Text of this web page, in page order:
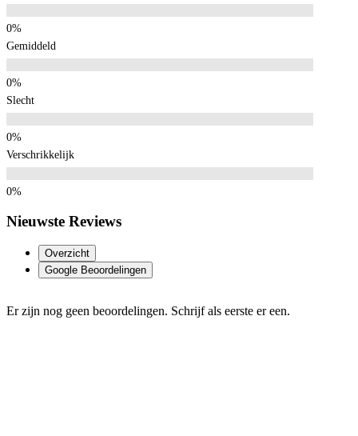
Gemiddeld
Slecht
Verschrikkelijk
Nieuwste Reviews
Overzicht
Google Beoordelingen
Er zijn nog geen beoordelingen. Schrijf als eerste er een.